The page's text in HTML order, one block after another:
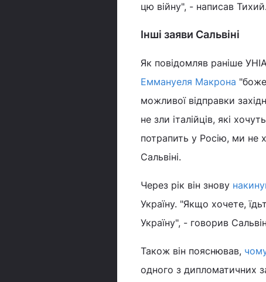
цю війну", - написав Тихий.
Інші заяви Сальвіні
Як повідомляв раніше
Еммануеля Макрона
можливої відправки
не зли італійців, які
потрапить у Росію, ми не
Сальвіні.
Через рік він знову
Україну. "Якщо хочете,
Україну", - говорив
Також він пояснював,
одного з дипломатичних